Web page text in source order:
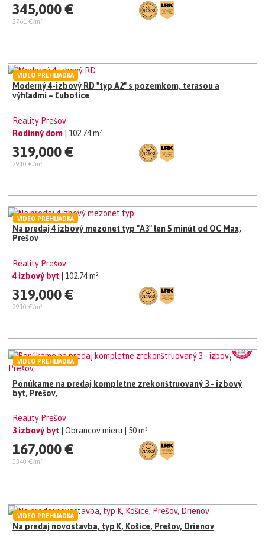
345,000 €
2761 €/m²
Moderný 4-izbový RD "typ A2" s pozemkom, terasou a
výhľadmi – Ľubotice
Reality Prešov
Rodinný dom
| 102.74 m²
319,000 €
2910 €/m²
VIDEO PREHLIADKA
Na predaj 4 izbový mezonet typ "A3" len 5 minút od OC Max,
Prešov
Reality Prešov
4 izbový byt
| 102.74 m²
319,000 €
2910 €/m²
VIDEO PREHLIADKA
Ponúkame na predaj kompletne zrekonštruovaný 3 - izbový
byt, Prešov,
Reality Prešov
3 izbový byt
| Obrancov mieru | 50 m²
167,000 €
3340 €/m²
VIDEO PREHLIADKA
Na predaj novostavba, typ K, Košice, Prešov, Drienov
VIDEO PREHLIADKA